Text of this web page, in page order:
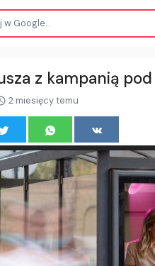
z kampanią pod
2 miesięcy temu